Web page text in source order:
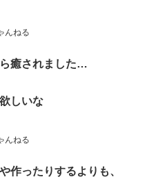
んねる
癒されました…
しいな
んねる
作ったりするよりも、